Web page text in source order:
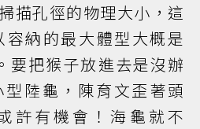
描孔徑的物理大小，這
容納的最大體型大概是
要把猴子放進去是沒辦
陸龜，陳育文歪著頭
許有機會！海龜就不